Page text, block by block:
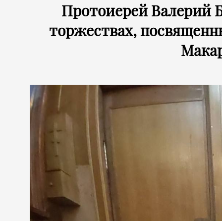
Протоиерей Валерий
торжествах,